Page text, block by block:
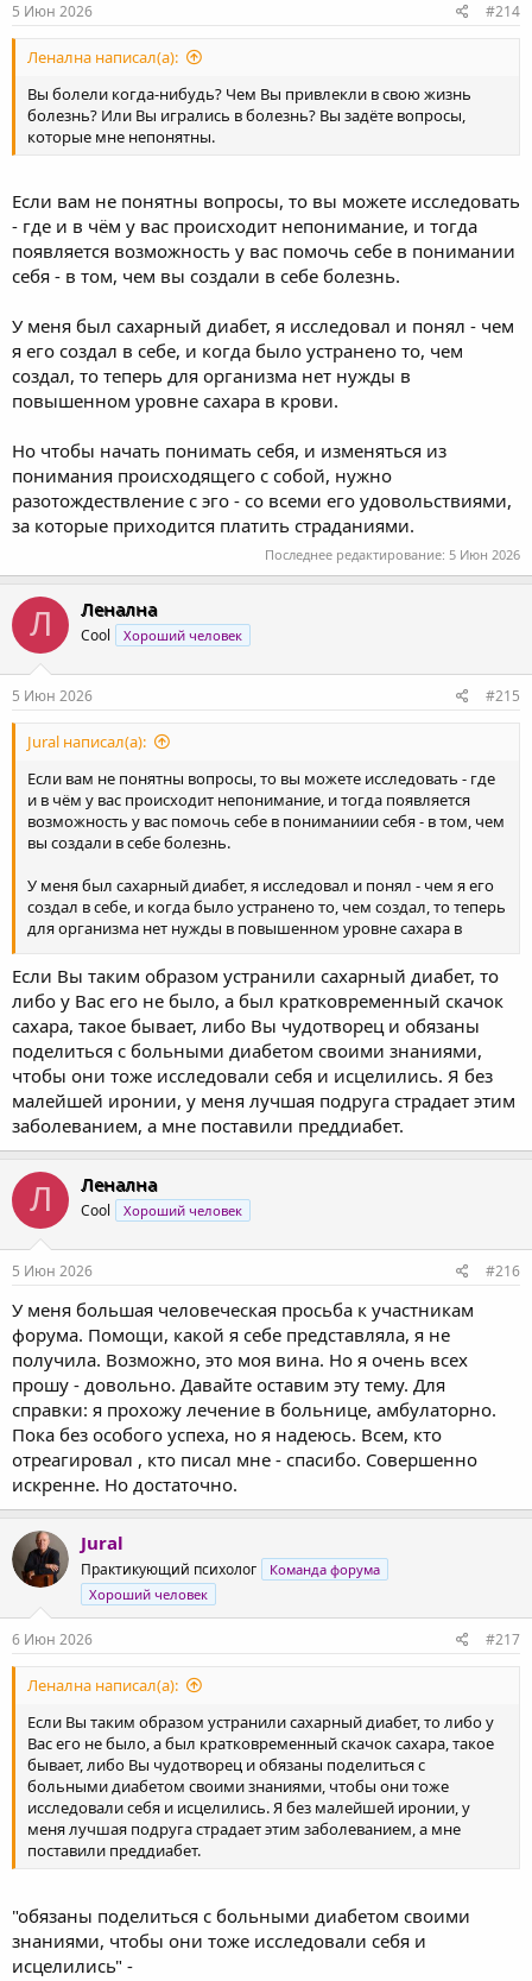
5 Июн 2026 #214
Ленална написал(а):
Вы болели когда-нибудь? Чем Вы привлекли в свою жизнь
болезнь? Или Вы игрались в болезнь? Вы задёте вопросы,
которые мне непонятны.
Если вам не понятны вопросы, то вы можете исследовать
- где и в чём у вас происходит непонимание, и тогда
появляется возможность у вас помочь себе в понимании
себя - в том, чем вы создали в себе болезнь.
У меня был сахарный диабет, я исследовал и понял - чем
я его создал в себе, и когда было устранено то, чем
создал, то теперь для организма нет нужды в
повышенном уровне сахара в крови.
Но чтобы начать понимать себя, и изменяться из
понимания происходящего с собой, нужно
разотождествление с эго - со всеми его удовольствиями,
за которые приходится платить страданиями.
Последнее редактирование: 5 Июн 2026
Л Ленална
Cool Хороший человек
5 Июн 2026 #215
Jural написал(а):
Если вам не понятны вопросы, то вы можете исследовать - где
и в чём у вас происходит непонимание, и тогда появляется
возможность у вас помочь себе в пониманиии себя - в том, чем
вы создали в себе болезнь.
У меня был сахарный диабет, я исследовал и понял - чем я его
создал в себе, и когда было устранено то, чем создал, то теперь
для организма нет нужды в повышенном уровне сахара в
Но чтобы начать понимать себя, и изменяться из понимания
происходящего с собой, нужно разотождествление с эго - со
всеми его удовольствиями, за которые приходится платить
страданиями.
Если Вы таким образом устранили сахарный диабет, то
либо у Вас его не было, а был кратковременный скачок
сахара, такое бывает, либо Вы чудотворец и обязаны
поделиться с больными диабетом своими знаниями,
чтобы они тоже исследовали себя и исцелились. Я без
малейшей иронии, у меня лучшая подруга страдает этим
заболеванием, а мне поставили преддиабет.
Л Ленална
Cool Хороший человек
5 Июн 2026 #216
У меня большая человеческая просьба к участникам
форума. Помощи, какой я себе представляла, я не
получила. Возможно, это моя вина. Но я очень всех
прошу - довольно. Давайте оставим эту тему. Для
справки: я прохожу лечение в больнице, амбулаторно.
Пока без особого успеха, но я надеюсь. Всем, кто
отреагировал , кто писал мне - спасибо. Совершенно
искренне. Но достаточно.
Jural
Практикующий психолог
Команда форума
Хороший человек
6 Июн 2026 #217
Ленална написал(а):
Если Вы таким образом устранили сахарный диабет, то либо у
Вас его не было, а был кратковременный скачок сахара, такое
бывает, либо Вы чудотворец и обязаны поделиться с
больными диабетом своими знаниями, чтобы они тоже
исследовали себя и исцелились. Я без малейшей иронии, у
меня лучшая подруга страдает этим заболеванием, а мне
поставили преддиабет.
"обязаны поделиться с больными диабетом своими
знаниями, чтобы они тоже исследовали себя и
исцелились" -